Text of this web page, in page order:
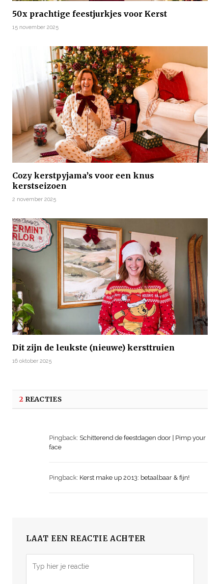
50x prachtige feestjurkjes voor Kerst
15 november 2025
Cozy kerstpyjama’s voor een knus
kerstseizoen
2 november 2025
Dit zijn de leukste (nieuwe) kersttruien
16 oktober 2025
2 REACTIES
Pingback: Schitterend de feestdagen door | Pimp your
face
Pingback: Kerst make up 2013: betaalbaar & fijn!
LAAT EEN REACTIE ACHTER